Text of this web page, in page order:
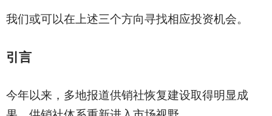
我们或可以在上述三个方向寻找相应投资机会。
引言
今年以来，多地报道供销社恢复建设取得明显成